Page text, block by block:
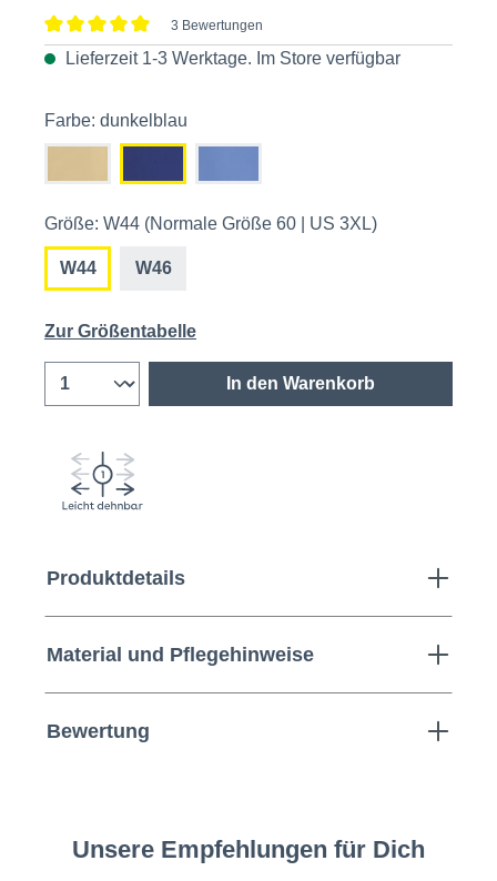
Durchschnittliche Bewertung von 5 von 5 Sternen
3 Bewertungen
Lieferzeit 1-3 Werktage. Im Store verfügbar
Farbe: dunkelblau
Größe: W44 (Normale Größe 60 | US 3XL)
W44 W46
Zur Größentabelle
In den Warenkorb
Produktdetails
Material und Pflegehinweise
Bewertung
Unsere Empfehlungen für Dich